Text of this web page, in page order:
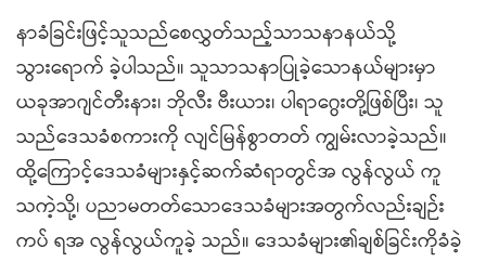
နာခံခြင်းဖြင့်သူသည်စေလွှတ်သည့်သာသနာနယ်သို့
သွားရောက် ခဲ့ပါသည်။ သူသာသနာပြုခဲ့သောနယ်များမှာ
ယခုအာဂျင်တီးနား၊ ဘိုလီး ဗီးယား၊ ပါရာဂွေးတို့ဖြစ်ပြီး၊ သူ
သည်ဒေသခံစကားကို လျင်မြန်စွာတတ် ကျွမ်းလာခဲ့သည်။
ထို့ကြောင့်ဒေသခံများနှင့်ဆက်ဆံရာတွင်အ လွန်လွယ် ကူ
သကဲ့သို့၊ ပညာမတတ်သောဒေသခံများအတွက်လည်းချဉ်း
ကပ် ရအ လွန်လွယ်ကူခဲ့ သည်။ ဒေသခံများ၏ချစ်ခြင်းကိုခံခဲ့